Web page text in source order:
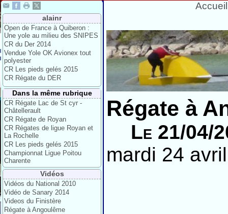
alainr
Open de France à Quiberon :
Une yole au milieu des SNIPES
CR du Der 2014
Vendue Yole OK Avionex tout
polyester
CR Les pieds gelés 2015
CR Régate du DER
Dans la même rubrique
CR Régate Lac de St cyr -
Châtellerault
CR Régate de Royan
CR Régates de ligue Royan et
La Rochelle
CR Les pieds gelés 2015
Championnat Ligue Poitou
Charente
Vidéos
Vidéos du National 2010
Vidéo de Sanary 2014
Videos du Finistère
Régate à Angoulême
Accueil
Régate à
Le 21/04/
mardi 24